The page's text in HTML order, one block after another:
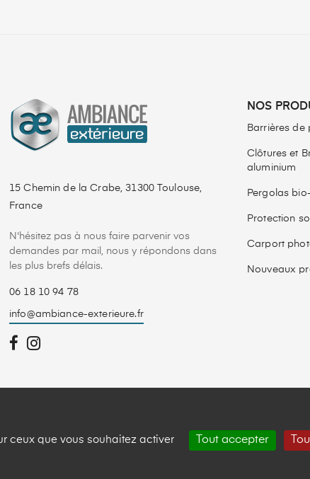
15 Chemin de la Crabe, 31300 Toulouse,
France
N'hésitez pas à nous faire parvenir vos
demandes par mail, nous y répondons dans
les plus brefs délais.
06 18 10 94 78
info@ambiance-exterieure.fr
NOS
Barrières de
Clôtures et
aluminium
Pergolas
Protection
Carport
Nouveaux
ceux que vous souhaitez activer Tout accepter